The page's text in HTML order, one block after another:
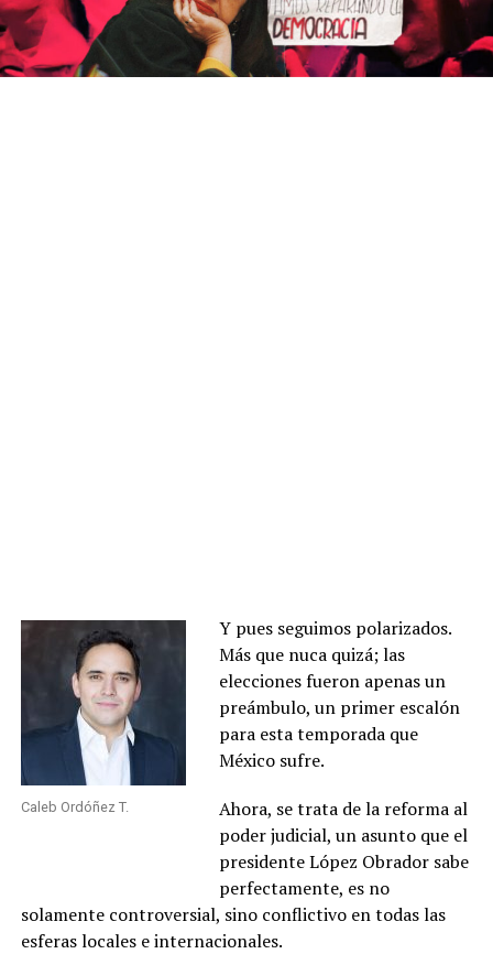
Caleb Ordóñez T.
Y pues seguimos polarizados.
Más que nuca quizá; las
elecciones fueron apenas un
preámbulo, un primer escalón
para esta temporada que
México sufre.
Ahora, se trata de la reforma al
poder judicial, un asunto que el
presidente López Obrador sabe
perfectamente, es no
solamente controversial, sino conflictivo en todas las
esferas locales e internacionales.